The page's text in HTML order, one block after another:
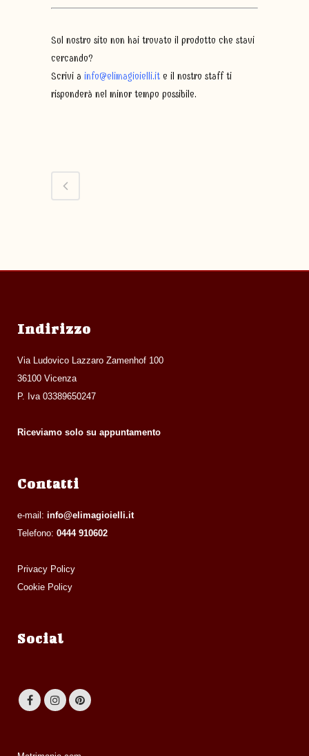
Sul nostro sito non hai trovato il prodotto che stavi
cercando?
Scrivi a info@elimagioielli.it e il nostro staff ti
risponderà nel minor tempo possibile.
Indirizzo
Via Ludovico Lazzaro Zamenhof 100
36100 Vicenza
P. Iva 03389650247
Riceviamo solo su appuntamento
Contatti
e-mail: info@elimagioielli.it
Telefono: 0444 910602
Privacy Policy
Cookie Policy
Social